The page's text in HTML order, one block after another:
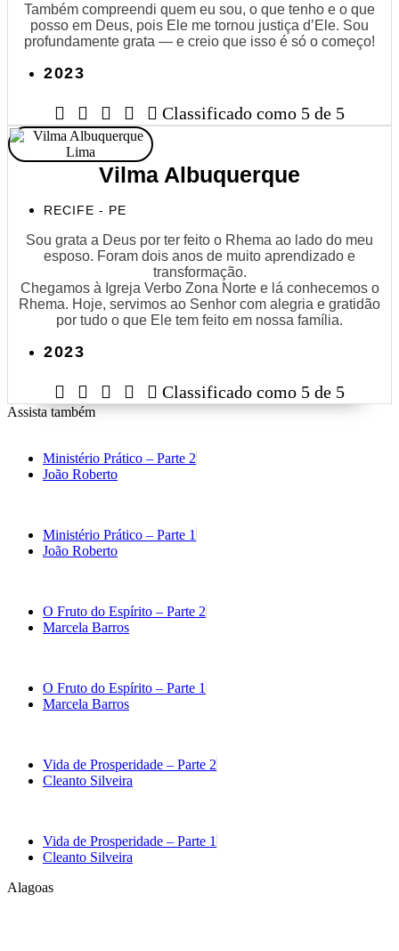
Também compreendi quem eu sou, o que tenho e o que
posso em Deus, pois Ele me tornou justiça d’Ele. Sou
profundamente grata — e creio que isso é só o começo!
2023
     Classificado como 5 de 5
Vilma Albuquerque
RECIFE - PE
Sou grata a Deus por ter feito o Rhema ao lado do meu
esposo. Foram dois anos de muito aprendizado e
transformação.
Chegamos à Igreja Verbo Zona Norte e lá conhecemos o
Rhema. Hoje, servimos ao Senhor com alegria e gratidão
por tudo o que Ele tem feito em nossa família.
2023
     Classificado como 5 de 5
Assista também
Ministério Prático – Parte 2
João Roberto
Ministério Prático – Parte 1
João Roberto
O Fruto do Espírito – Parte 2
Marcela Barros
O Fruto do Espírito – Parte 1
Marcela Barros
Vida de Prosperidade – Parte 2
Cleanto Silveira
Vida de Prosperidade – Parte 1
Cleanto Silveira
Alagoas